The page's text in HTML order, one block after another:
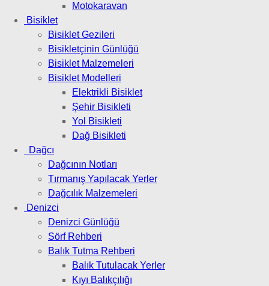
Motokaravan
Bisiklet
Bisiklet Gezileri
Bisikletçinin Günlüğü
Bisiklet Malzemeleri
Bisiklet Modelleri
Elektrikli Bisiklet
Şehir Bisikleti
Yol Bisikleti
Dağ Bisikleti
Dağcı
Dağcının Notları
Tırmanış Yapılacak Yerler
Dağcılık Malzemeleri
Denizci
Denizci Günlüğü
Sörf Rehberi
Balık Tutma Rehberi
Balık Tutulacak Yerler
Kıyı Balıkçılığı